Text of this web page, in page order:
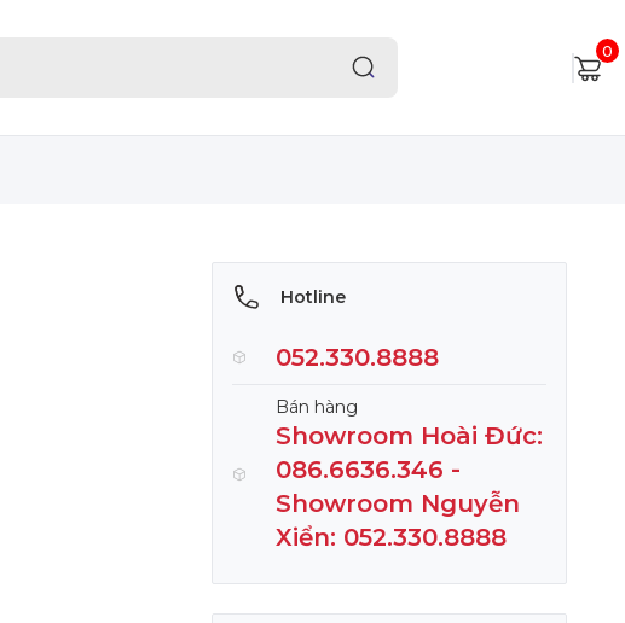
0
Hotline
052.330.8888
Bán hàng
Showroom Hoài Đức:
086.6636.346 -
Showroom Nguyễn
Xiển: 052.330.8888